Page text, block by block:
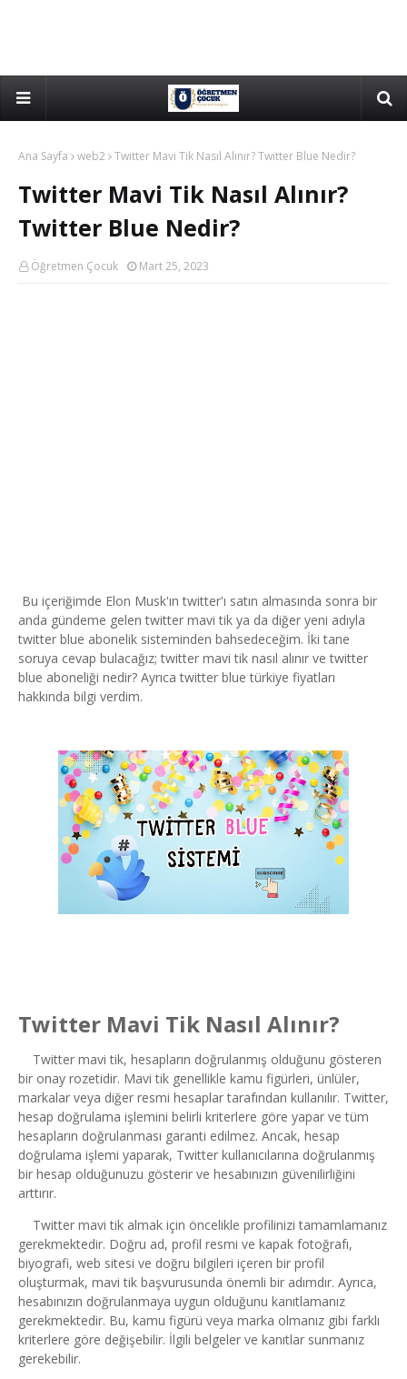
Ana Sayfa web2 Twitter Mavi Tik Nasıl Alınır? Twitter Blue Nedir?
Twitter Mavi Tik Nasıl Alınır?
Twitter Blue Nedir?
Öğretmen Çocuk Mart 25, 2023
Bu içeriğimde Elon Musk'ın twitter'ı satın almasında sonra bir
anda gündeme gelen twitter mavi tik ya da diğer yeni adıyla
twitter blue abonelik sisteminden bahsedeceğim. İki tane
soruya cevap bulacağız; twitter mavi tik nasıl alınır ve twitter
blue aboneliği nedir? Ayrıca twitter blue türkiye fiyatları
hakkında bilgi verdim.
Twitter Mavi Tik Nasıl Alınır?
Twitter mavi tik, hesapların doğrulanmış olduğunu gösteren
bir onay rozetidir. Mavi tik genellikle kamu figürleri, ünlüler,
markalar veya diğer resmi hesaplar tarafından kullanılır. Twitter,
hesap doğrulama işlemini belirli kriterlere göre yapar ve tüm
hesapların doğrulanması garanti edilmez. Ancak, hesap
doğrulama işlemi yaparak, Twitter kullanıcılarına doğrulanmış
bir hesap olduğunuzu gösterir ve hesabınızın güvenilirliğini
arttırır.
Twitter mavi tik almak için öncelikle profilinizi tamamlamanız
gerekmektedir. Doğru ad, profil resmi ve kapak fotoğrafı,
biyografi, web sitesi ve doğru bilgileri içeren bir profil
oluşturmak, mavi tik başvurusunda önemli bir adımdır. Ayrıca,
hesabınızın doğrulanmaya uygun olduğunu kanıtlamanız
gerekmektedir. Bu, kamu figürü veya marka olmanız gibi farklı
kriterlere göre değişebilir. İlgili belgeler ve kanıtlar sunmanız
gerekebilir.